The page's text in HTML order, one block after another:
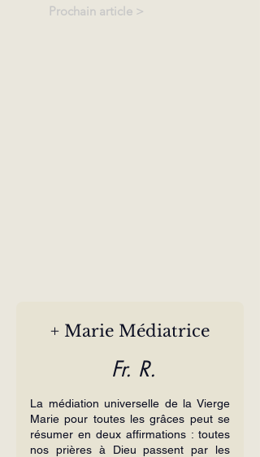
Prochain article >
+ Marie Médiatrice
Fr. R.
La médiation universelle de la Vierge
Marie pour toutes les grâces peut se
résumer en deux affirmations : toutes
nos prières à Dieu passent par les